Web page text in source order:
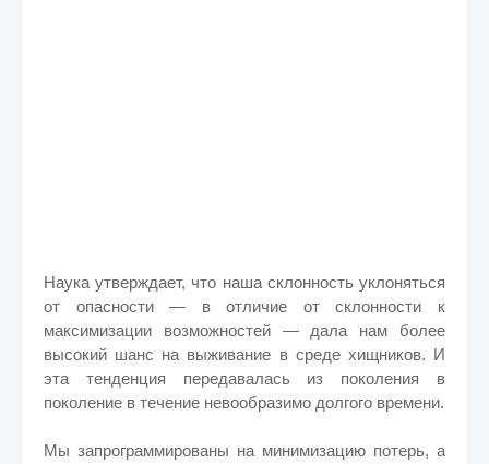
Наука утверждает, что наша склонность уклоняться
от опасности — в отличие от склонности к
максимизации возможностей — дала нам более
высокий шанс на выживание в среде хищников. И
эта тенденция передавалась из поколения в
поколение в течение невообразимо долгого времени.
Мы запрограммированы на минимизацию потерь, а